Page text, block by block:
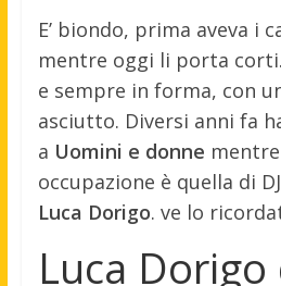
E’ biondo, prima aveva i
mentre oggi li porta corti.
e sempre in forma, con
asciutto. Diversi anni fa
a Uomini e donne
occupazione è quella di
Luca Dorigo. ve lo
Luca Dorigo